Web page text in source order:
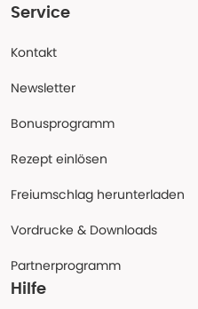
Service
Kontakt
Newsletter
Bonusprogramm
Rezept einlösen
Freiumschlag herunterladen
Vordrucke & Downloads
Partnerprogramm
Hilfe